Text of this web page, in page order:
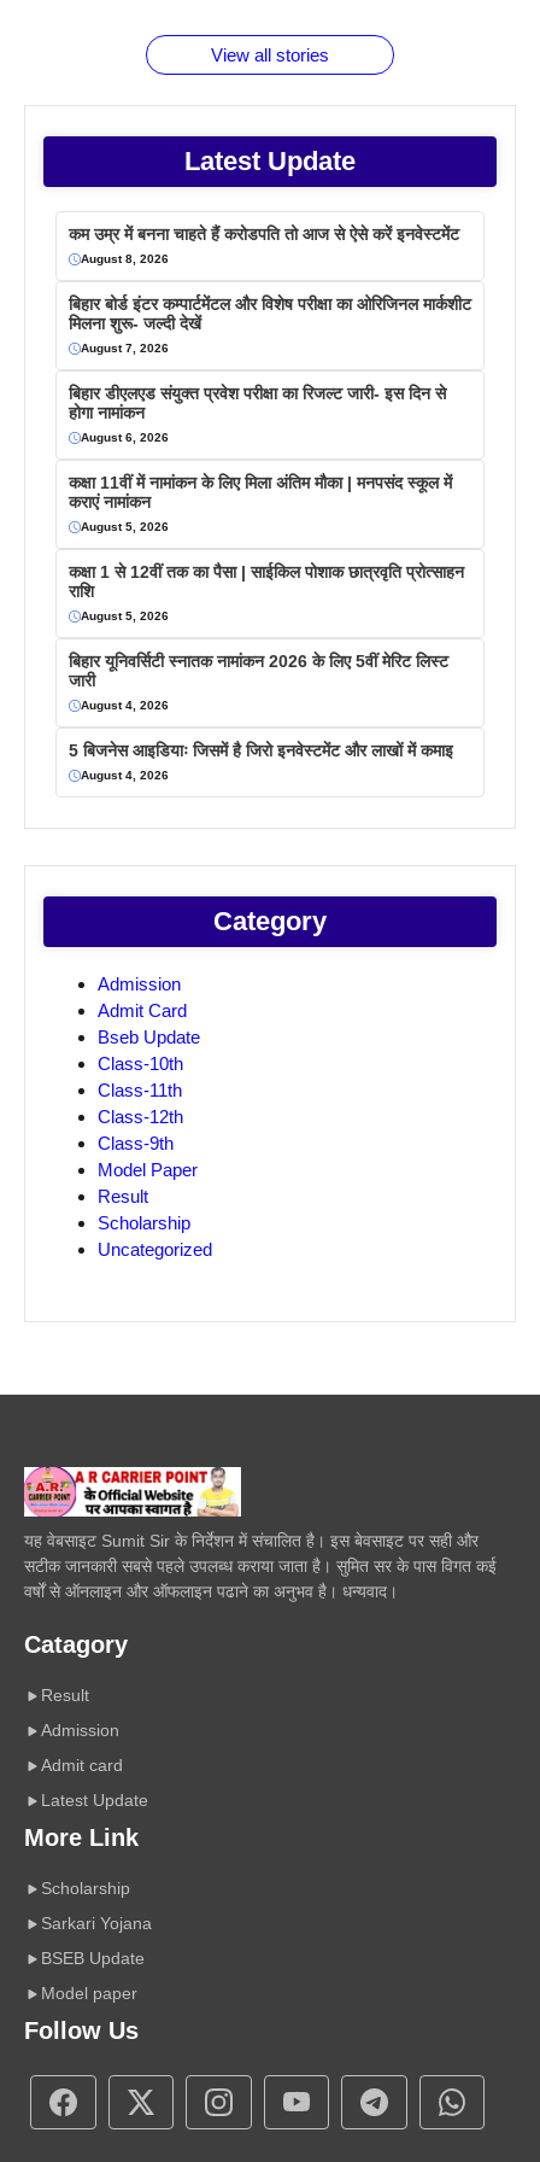
View all stories
Latest Update
कम उम्र में बनना चाहते हैं करोडपति तो आज से ऐसे करें इनवेस्टमेंट
August 8, 2026
बिहार बोर्ड इंटर कम्पार्टमेंटल और विशेष परीक्षा का ओरिजिनल मार्कशीट
मिलना शुरू- जल्दी देखें
August 7, 2026
बिहार डीएलएड संयुक्त प्रवेश परीक्षा का रिजल्ट जारी- इस दिन से
होगा नामांकन
August 6, 2026
कक्षा 11वीं में नामांकन के लिए मिला अंतिम मौका | मनपसंद स्कूल में
कराएं नामांकन
August 5, 2026
कक्षा 1 से 12वीं तक का पैसा | साईकिल पोशाक छात्रवृति प्रोत्साहन
राशि
August 5, 2026
बिहार यूनिवर्सिटी स्नातक नामांकन 2026 के लिए 5वीं मेरिट लिस्ट
जारी
August 4, 2026
5 बिजनेस आइडियाः जिसमें है जिरो इनवेस्टमेंट और लाखों में कमाइ
August 4, 2026
Category
Admission
Admit Card
Bseb Update
Class-10th
Class-11th
Class-12th
Class-9th
Model Paper
Result
Scholarship
Uncategorized
यह वेबसाइट Sumit Sir के निर्देशन में संचालित है। इस बेवसाइट पर सही और
सटीक जानकारी सबसे पहले उपलब्ध कराया जाता है। सुमित सर के पास विगत कई
वर्षों से ऑनलाइन और ऑफलाइन पढाने का अनुभव है। धन्यवाद।
Catagory
Result
Admission
Admit card
Latest Update
More Link
Scholarship
Sarkari Yojana
BSEB Update
Model paper
Follow Us